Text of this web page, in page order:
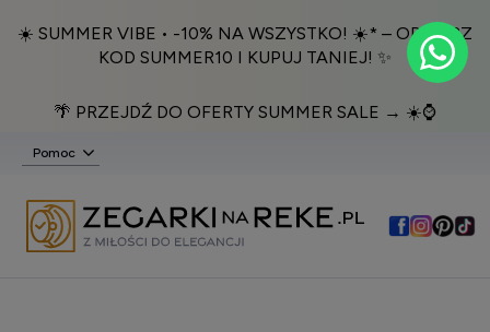
☀️ SUMMER VIBE • -10% NA WSZYSTKO! ☀️* – ODBIERZ
KOD SUMMER10 I KUPUJ TANIEJ! ✨
🌴 PRZEJDŹ DO OFERTY SUMMER SALE → ☀️⌚️
Pomoc